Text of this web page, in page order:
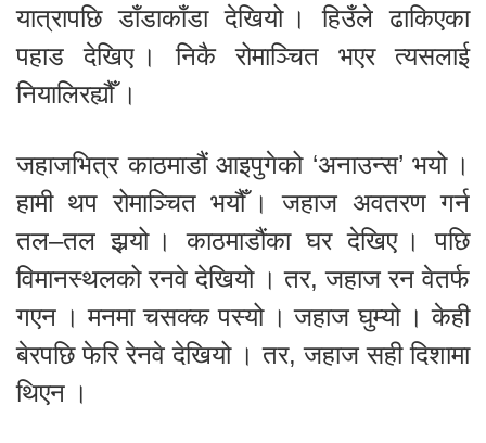
यात्रापछि डाँडाकाँडा देखियो । हिउँले ढाकिएका
पहाड देखिए । निकै रोमाञ्चित भएर त्यसलाई
नियालिरह्यौँ ।
जहाजभित्र काठमाडौं आइपुगेको ‘अनाउन्स’ भयो ।
हामी थप रोमाञ्चित भयौँ । जहाज अवतरण गर्न
तल–तल झर्‍यो । काठमाडौंका घर देखिए । पछि
विमानस्थलको रनवे देखियो । तर, जहाज रन वेतर्फ
गएन । मनमा चसक्क पस्यो । जहाज घुम्यो । केही
बेरपछि फेरि रेनवे देखियो । तर, जहाज सही दिशामा
थिएन ।